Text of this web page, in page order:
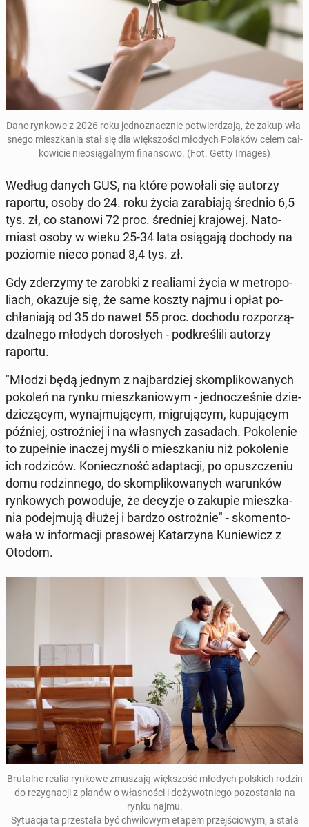
Dane rynkowe z 2026 roku jed­no­znacz­nie po­twier­dza­ją, że zakup wła­
sne­go miesz­ka­nia stał się dla więk­szo­ści młodych Polaków celem cał­
ko­wi­cie nie­osią­gal­nym fi­nan­so­wo. (Fot. Getty Images)
Według danych GUS, na które po­wo­ła­li się autorzy
raportu, osoby do 24. roku życia za­ra­bia­ją średnio 6,5
tys. zł, co stanowi 72 proc. śred­niej kra­jo­wej. Na­to­
miast osoby w wieku 25-34 lata osią­ga­ją dochody na
po­zio­mie nieco ponad 8,4 tys. zł.
Gdy zde­rzy­my te zarobki z re­alia­mi życia w me­tro­po­
liach, okazuje się, że same koszty najmu i opłat po­
chła­nia­ją od 35 do nawet 55 proc. dochodu roz­po­rzą­
dzal­ne­go młodych do­ro­słych - pod­kre­śli­li autorzy
raportu.
"Młodzi będą jednym z naj­bar­dziej skom­pli­ko­wa­nych
pokoleń na rynku miesz­ka­nio­wym - jed­no­cze­śnie dzie­
dzi­czą­cym, wy­naj­mu­ją­cym, mi­gru­ją­cym, ku­pu­ją­cym
później, ostroż­niej i na wła­snych za­sa­dach. Po­ko­le­nie
to zu­peł­nie inaczej myśli o miesz­ka­niu niż po­ko­le­nie
ich ro­dzi­ców. Ko­niecz­ność ad­ap­ta­cji, po opusz­cze­niu
domu ro­dzin­ne­go, do skom­pli­ko­wa­nych wa­run­ków
ryn­ko­wych po­wo­du­je, że decyzje o zakupie miesz­ka­
nia po­dej­mu­ją dłużej i bardzo ostroż­nie" - sko­men­to­
wa­ła w in­for­ma­cji pra­so­wej Ka­ta­rzy­na Ku­nie­wicz z
Otodom.
Bru­tal­ne realia rynkowe zmu­sza­ją więk­szość młodych pol­skich rodzin
do re­zy­gna­cji z planów o wła­sno­ści i do­ży­wot­nie­go po­zo­sta­nia na
rynku najmu.
Sy­tu­acja ta prze­sta­ła być chwi­lo­wym etapem przej­ścio­wym, a stała